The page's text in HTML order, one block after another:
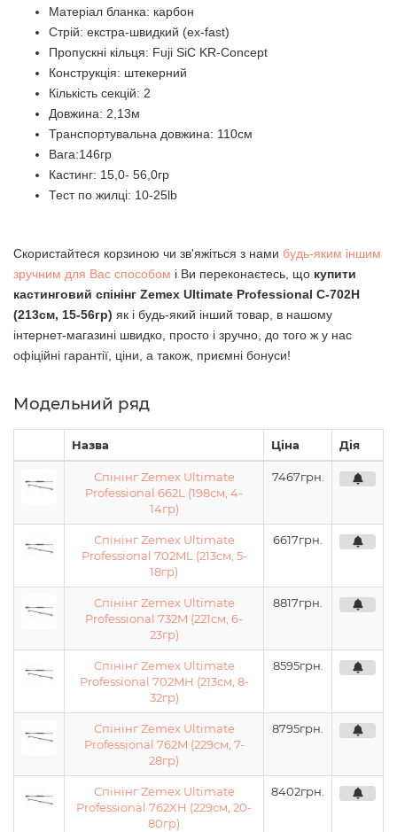
Матеріал бланка: карбон
Стрій: екстра-швидкий (ex-fast)
Пропускні кільця: Fuji SiC KR-Concept
Конструкція: штекерний
Кількість секцій: 2
Довжина: 2,13м
Транспортувальна довжина: 110см
Вага:146гр
Кастинг: 15,0- 56,0гр
Тест по жилці: 10-25lb
Скористайтеся корзиною чи зв'яжіться з нами будь-яким іншим
зручним для Вас способом і Ви переконаєтесь, що купити
кастинговий спінінг Zemex Ultimate Professional С-702H
(213см, 15-56гр) як і будь-який інший товар, в нашому
інтернет-магазині швидко, просто і зручно, до того ж у нас
офіційні гарантії, ціни, а також, приємні бонуси!
Модельний ряд
Назва Ціна Дія
Спінінг Zemex Ultimate
Professional 662L (198см, 4-
14гр)
7467грн.
Спінінг Zemex Ultimate
Professional 702ML (213см, 5-
18гр)
6617грн.
Спінінг Zemex Ultimate
Professional 732M (221см, 6-
23гр)
8817грн.
Спінінг Zemex Ultimate
Professional 702MH (213см, 8-
32гр)
8595грн.
Спінінг Zemex Ultimate
Professional 762M (229см, 7-
28гр)
8795грн.
Спінінг Zemex Ultimate
Professional 762XH (229см, 20-
80гр)
8402грн.